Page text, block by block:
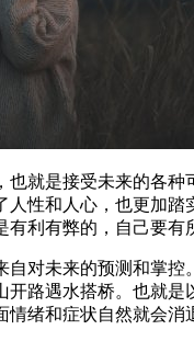
就是接受未来的各
性和人心，也更加
有利有弊的，自己要有
自对未来的预测和掌
路遇水搭桥。也就
情绪和症状自然就会消